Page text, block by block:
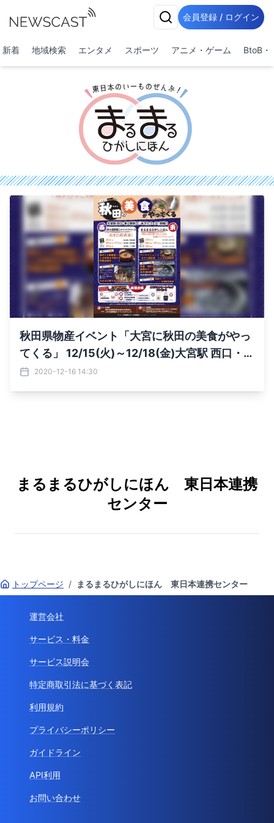
会員登録 / ログイン
新着 地域検索 エンタメ スポーツ アニメ・ゲーム BtoB・
秋田県物産イベント「大宮に秋田の美食がやっ
てくる」 12/15(火)～12/18(金)大宮駅 西口・東
口駅前で開催！
2020-12-16 14:30
まるまるひがしにほん 東日本連携
センター
トップページ / まるまるひがしにほん 東日本連携センター
運営会社
サービス・料金
サービス説明会
特定商取引法に基づく表記
利用規約
プライバシーポリシー
ガイドライン
API利用
お問い合わせ